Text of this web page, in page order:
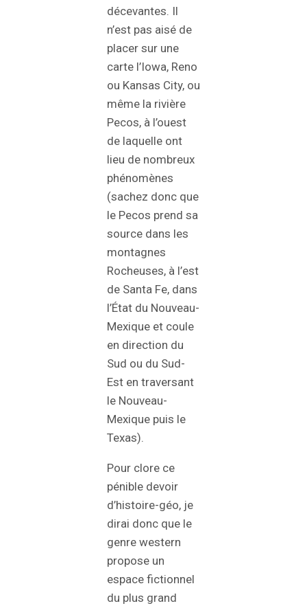
décevantes. Il
n’est pas aisé de
placer sur une
carte l’Iowa, Reno
ou Kansas City, ou
même la rivière
Pecos, à l’ouest
de laquelle ont
lieu de nombreux
phénomènes
(sachez donc que
le Pecos prend sa
source dans les
montagnes
Rocheuses, à l’est
de Santa Fe, dans
l’État du Nouveau-
Mexique et coule
en direction du
Sud ou du Sud-
Est en traversant
le Nouveau-
Mexique puis le
Texas).
Pour clore ce
pénible devoir
d’histoire-géo, je
dirai donc que le
genre western
propose un
espace fictionnel
du plus grand